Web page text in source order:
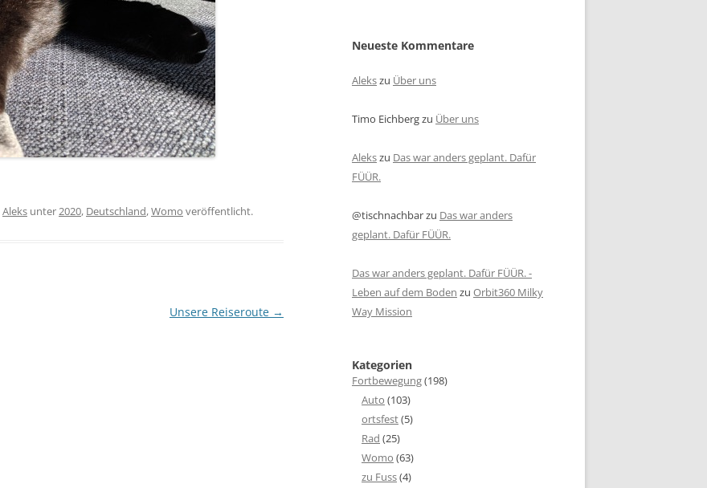
Aleks unter2020, Deutschland,Womo veröffentlicht.
Unsere Reiseroute →
Neueste Kommentare
Alekszu Über uns
Timo Eichbergzu Über uns
Alekszu Das war anders geplant. Dafür
FÜÜR.
@tischnachbarzu Das war anders
geplant. Dafür FÜÜR.
Das war anders geplant. Dafür FÜÜR. -
Leben auf dem Boden zu Orbit360 Milky
Way Mission
Kategorien
Fortbewegung(198)
Auto (103)
ortsfest(5)
Rad (25)
Womo (63)
zu Fuss(4)